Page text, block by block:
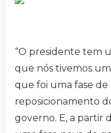
“O presidente tem
que nós tivemos
que foi uma fase
reposicionamento
governo. E, a partir